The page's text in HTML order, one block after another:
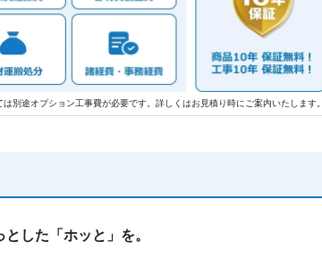
別途オプション工事費が必要です。詳しくはお見積り時にご案内いたします。
した「ホッと」を。